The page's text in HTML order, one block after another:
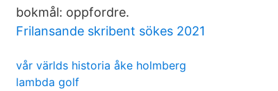
bokmål: oppfordre.
Frilansande skribent sökes 2021
vår världs historia åke holmberg
lambda golf